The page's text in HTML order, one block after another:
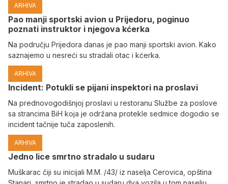
ARHIVA
Pao manji sportski avion u Prijedoru, poginuo
poznati instruktor i njegova kćerka
Na području Prijedora danas je pao manji sportski avion. Kako
saznajemo u nesreći su stradali otac i kćerka.
ARHIVA
Incident: Potukli se pijani inspektori na proslavi
Na prednovogodišnjoj proslavi u restoranu Službe za poslove
sa strancima BiH koja je održana protekle sedmice dogodio se
incident tačnije tuča zaposlenih.
ARHIVA
Јedno lice smrtno stradalo u sudaru
Muškarac čiji su inicijali M.M. /43/ iz naselja Cerovica, opština